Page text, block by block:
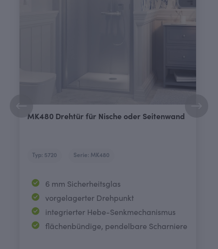
MK480 Drehtür für Nische oder Seitenwand
Typ: 5720 Serie: MK480
6 mm Sicherheitsglas
vorgelagerter Drehpunkt
integrierter Hebe-Senkmechanismus
flächenbündige, pendelbare Scharniere